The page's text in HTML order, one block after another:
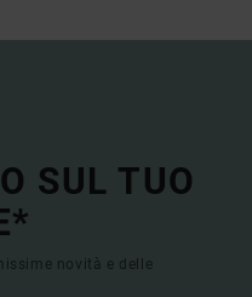
SUL TUO
novità e delle